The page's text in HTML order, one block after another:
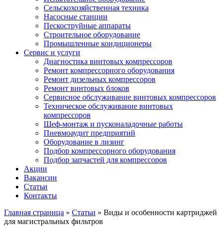
Сельскохозяйственная техника
Насосные станции
Пескоструйные аппараты
Строительное оборудование
Промышленные кондиционеры
Сервис и услуги
Диагностика винтовых компрессоров
Ремонт компрессорного оборудования
Ремонт дизельных компрессоров
Ремонт винтовых блоков
Сервисное обслуживание винтовых компрессоров
Техническое обслуживание винтовых
компрессоров
Шеф-монтаж и пусконаладочные работы
Пневмоаудит предприятий
Оборудование в лизинг
Подбор компрессорного оборудования
Подбор запчастей для компрессоров
Акции
Вакансии
Статьи
Контакты
Главная страница » Статьи » Виды и особенности картриджей
для магистральных фильтров